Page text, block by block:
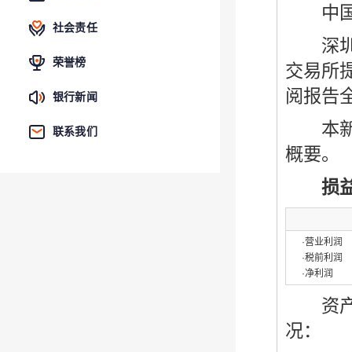
社会责任
荣誉榜
银行新闻
联系我们
中国
深圳
交易所
阅报告
本新
概要。
损
·营业利润
·税前利润
·净利润
资产
况：